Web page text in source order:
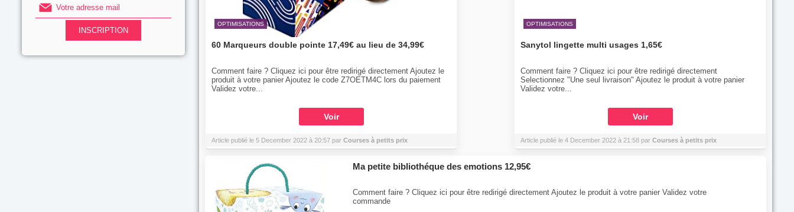
OPTIMISATIONS
60 Marqueurs double pointe 17,49€ au lieu de 34,99€
Comment faire ? Cliquez ici pour être redirigé directement Ajoutez le
produit à votre panier Ajoutez le code Z7OETM4C lors du paiement
Validez votre...
Voir
Article publié le 5 December 2022 à 20:57 par Courses à petits prix
OPTIMISATIONS
Sanytol lingette multi usages 1,65€
Comment faire ? Cliquez ici pour être redirigé directement
Selectionnez "Une seul livraison" Ajoutez le produit à votre panier
Validez votre...
Voir
Article publié le 4 December 2022 à 21:58 par Courses à petits prix
Ma petite bibliothéque des emotions 12,95€
Comment faire ? Cliquez ici pour être redirigé directement Ajoutez le produit à votre panier Validez votre
commande